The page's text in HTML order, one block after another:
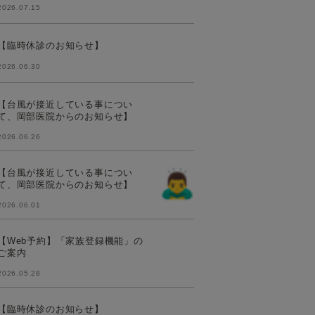
臨時休診のお知らせ】
台風が接近している事につい
、岡部医院からのお知らせ】
台風が接近している事につい
、岡部医院からのお知らせ】
Web予約】「家族登録機能」の
案内
臨時休診のお知らせ】